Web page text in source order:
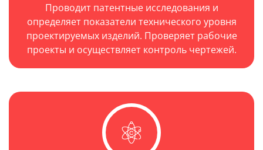
Проводит патентные исследования и
определяет показатели технического уровня
проектируемых изделий. Проверяет рабочие
проекты и осуществляет контроль чертежей.